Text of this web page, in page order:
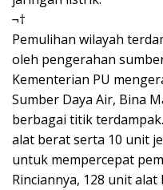
¬†
Pemulihan wilayah
oleh pengerahan
Kementerian PU
Sumber Daya Air, Bina
berbagai titik
alat berat serta 10 unit
untuk mempercepat
Rinciannya, 128 unit